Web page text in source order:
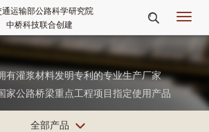
切
换
航

通运输部公路科学研究院
中桥科技联合创建
有灌浆材料发明专利的专业生产厂家
家公路桥梁重点工程项目指定使用产品
全部产品 